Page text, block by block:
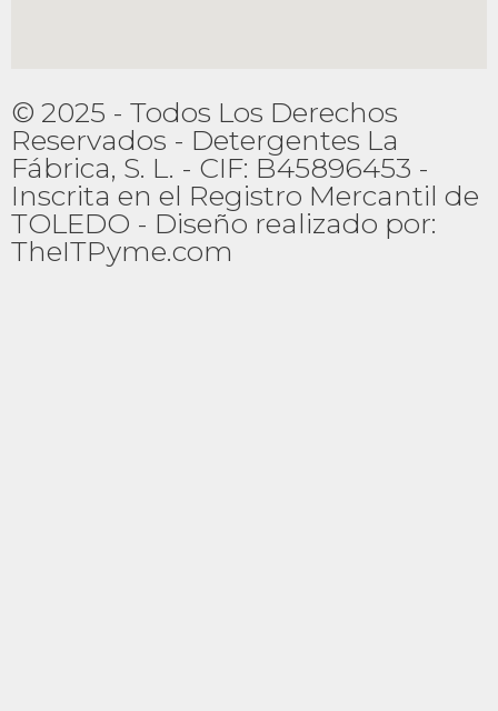
© 2025 - Todos Los Derechos
Reservados - Detergentes La
Fábrica, S. L. - CIF: B45896453 -
Inscrita en el Registro Mercantil de
TOLEDO - Diseño realizado por:
TheITPyme.com